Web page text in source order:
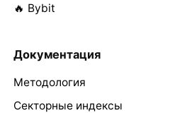
🔥 Bybit
Документация
Методология
Секторные индексы